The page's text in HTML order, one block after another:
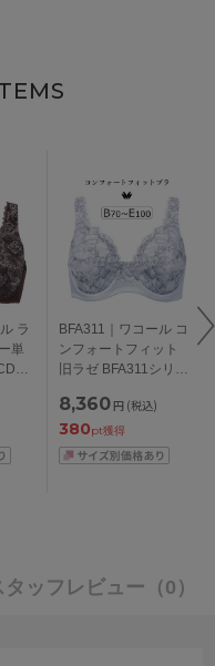
ラ
単
10
BFA311｜ワコール コ
ンフォートフィット
旧ラゼ BFA311シリー
ルカップ BCDEFカッ
プ アンダー
70/75/80/85/90/95/10
0cm
8,360 円 (税込)
380pt獲得
タッフレビュー （0）